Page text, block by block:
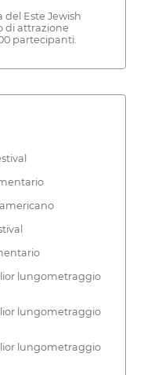
del Este Jewish
di attrazione
partecipanti.
lungometraggio
lungometraggio
lungometraggio